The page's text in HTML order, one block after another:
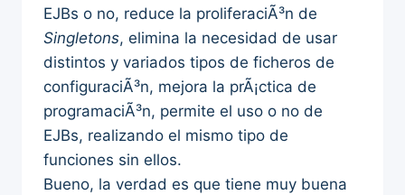
EJBs o no, reduce la proliferaciÃ³n de
Singletons, elimina la necesidad de usar
distintos y variados tipos de ficheros de
configuraciÃ³n, mejora la prÃ¡ctica de
programaciÃ³n, permite el uso o no de
EJBs, realizando el mismo tipo de
funciones sin ellos.
Bueno, la verdad es que tiene muy buena